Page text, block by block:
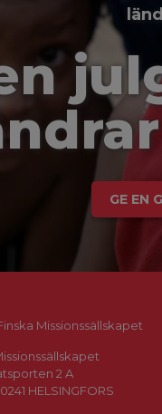
GE EN
Missionssällskapet
2 A
HELSINGFORS